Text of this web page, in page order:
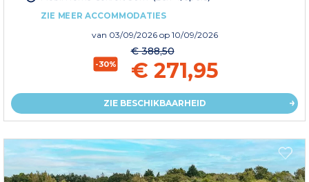
ZIE MEER ACCOMMODATIES
van 03/09/2026 op 10/09/2026
-30%
€ 388,50
€ 271,95
ZIE BESCHIKBAARHEID